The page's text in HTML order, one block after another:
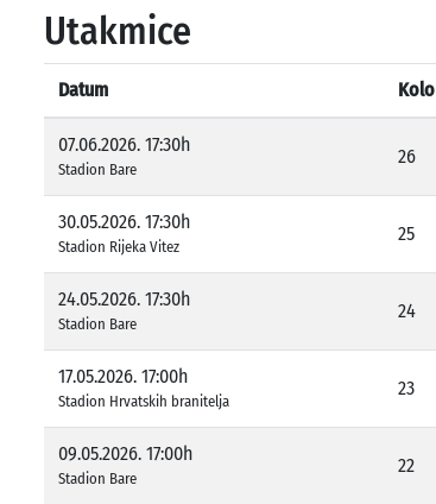
Utakmice
Datum Kolo
07.06.2026. 17:30h
Stadion Bare
26
30.05.2026. 17:30h
Stadion Rijeka Vitez
25
24.05.2026. 17:30h
Stadion Bare
24
17.05.2026. 17:00h
Stadion Hrvatskih branitelja
23
09.05.2026. 17:00h
Stadion Bare
22